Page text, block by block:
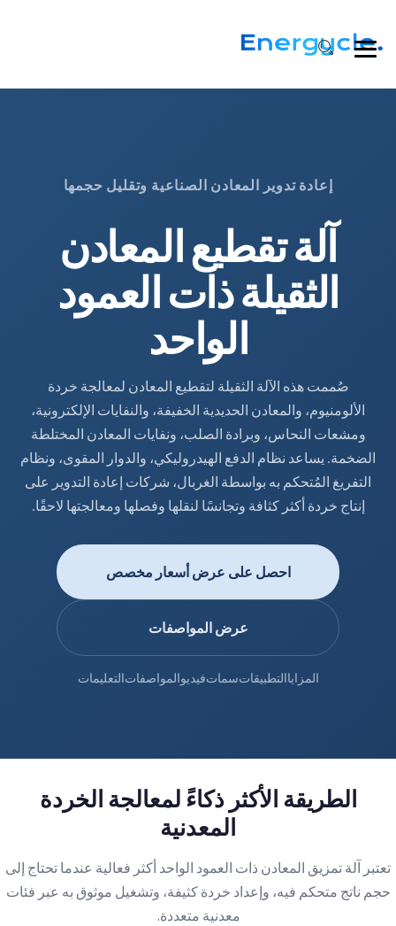
إعادة تدوير المعادن الصناعية وتقليل حجمها
آلة تقطيع المعادن
الثقيلة ذات العمود
الواحد
صُممت هذه الآلة الثقيلة لتقطيع المعادن لمعالجة خردة
الألومنيوم، والمعادن الحديدية الخفيفة، والنفايات الإلكترونية،
ومشعات النحاس، وبرادة الصلب، ونفايات المعادن المختلطة
الضخمة. يساعد نظام الدفع الهيدروليكي، والدوار المقوى، ونظام
التفريغ المُتحكم به بواسطة الغربال، شركات إعادة التدوير على
إنتاج خردة أكثر كثافة وتجانسًا لنقلها وفصلها ومعالجتها لاحقًا.
احصل على عرض أسعار مخصص
عرض المواصفات
المزاياالتطبيقاتسماتفيديوالمواصفاتالتعليمات
الطريقة الأكثر ذكاءً لمعالجة الخردة
المعدنية
تعتبر آلة تمزيق المعادن ذات العمود الواحد أكثر فعالية عندما تحتاج إلى
حجم ناتج متحكم فيه، وإعداد خردة كثيفة، وتشغيل موثوق به عبر فئات
معدنية متعددة.